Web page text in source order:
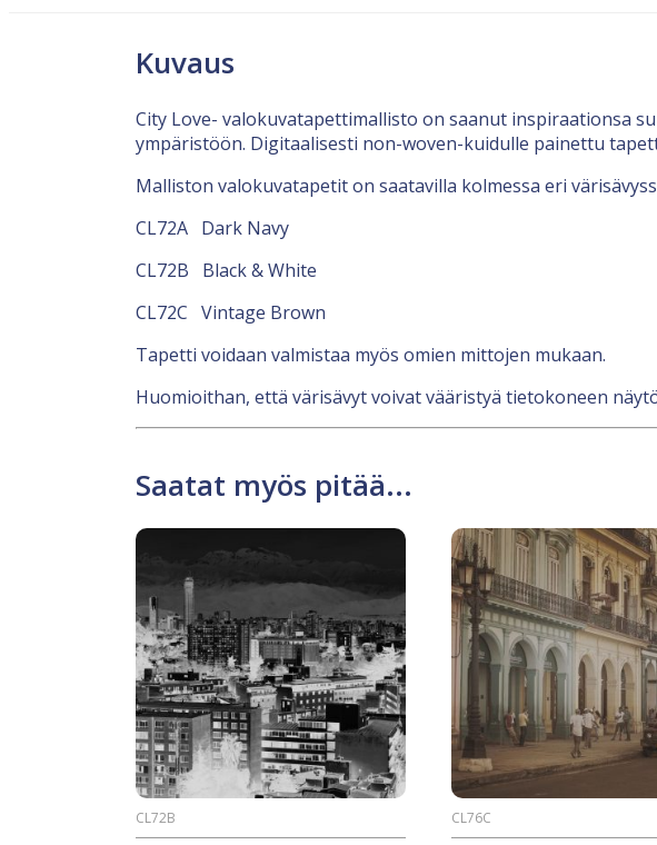
Kuvaus
City Love- valokuvatapettimallisto on saanut inspiraationsa
ympäristöön. Digitaalisesti non-woven-kuidulle painettu
Malliston valokuvatapetit on saatavilla kolmessa eri
CL72A Dark Navy
CL72B Black & White
CL72C Vintage Brown
Tapetti voidaan valmistaa myös omien mittojen mukaan.
Huomioithan, että värisävyt voivat vääristyä tietokoneen
Saatat myös pitää...
CL72B CL76C